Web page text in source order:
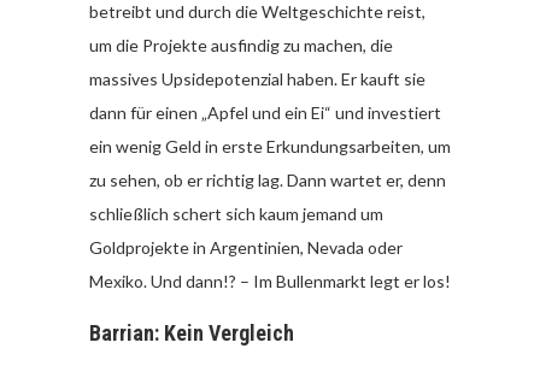
betreibt und durch die Weltgeschichte reist,
um die Projekte ausfindig zu machen, die
massives Upsidepotenzial haben. Er kauft sie
dann für einen „Apfel und ein Ei“ und investiert
ein wenig Geld in erste Erkundungsarbeiten, um
zu sehen, ob er richtig lag. Dann wartet er, denn
schließlich schert sich kaum jemand um
Goldprojekte in Argentinien, Nevada oder
Mexiko. Und dann!? – Im Bullenmarkt legt er los!
Barrian: Kein Vergleich